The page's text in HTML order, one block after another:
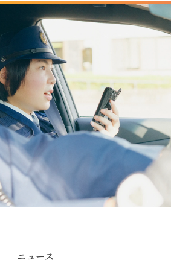
総合環境学部
アクセス
お問い合わせ
自己点検評価
採用情報
デジタルパ
ンフレット
ニュース